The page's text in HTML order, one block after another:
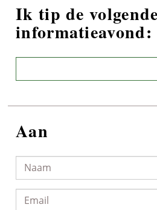
Ik tip de volgende
informatieavond:
Aan